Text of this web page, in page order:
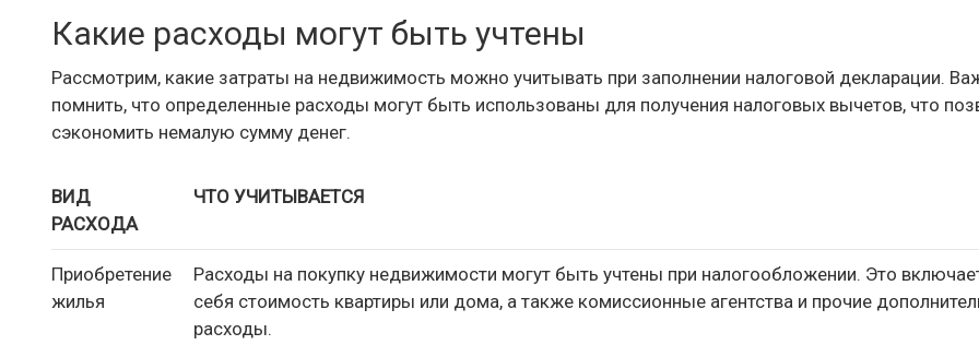
Какие расходы могут быть учтены
Рассмотрим, какие затраты на недвижимость можно учитывать при заполнении налоговой декларации.
помнить, что определенные расходы могут быть использованы для получения налоговых вычетов, что
сэкономить немалую сумму денег.
ВИД
РАСХОДА
ЧТО УЧИТЫВАЕТСЯ
Приобретение
жилья
Расходы на покупку недвижимости могут быть учтены при налогообложении. Это
себя стоимость квартиры или дома, а также комиссионные агентства и прочие
расходы.